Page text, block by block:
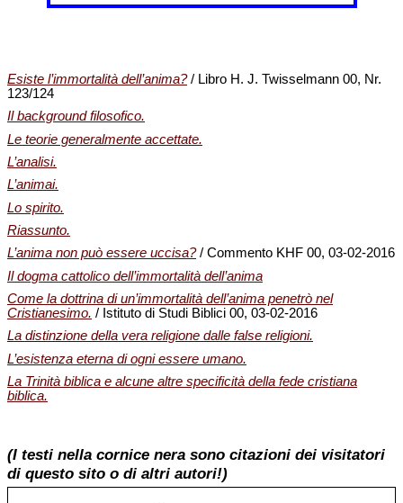
Esiste l’immortalità dell’anima?/ Libro H. J. Twisselmann 00, Nr.
123/124
Il background filosofico.
Le teorie generalmente accettate.
L’analisi.
L’animai.
Lo spirito.
Riassunto.
L’anima non può essere uccisa?/ Commento KHF 00, 03-02-2016
Il dogma cattolico dell’immortalità dell’anima
Come la dottrina di un’immortalità dell’anima penetrò nel
Cristianesimo. / Istituto di Studi Biblici 00, 03-02-2016
La distinzione della vera religione dalle false religioni.
L’esistenza eterna di ogni essere umano.
La Trinità biblica e alcune altre specificità della fede cristiana
biblica.
(I testi nella cornice nera sono citazioni dei visitatori
di questo sito o di altri autori!)